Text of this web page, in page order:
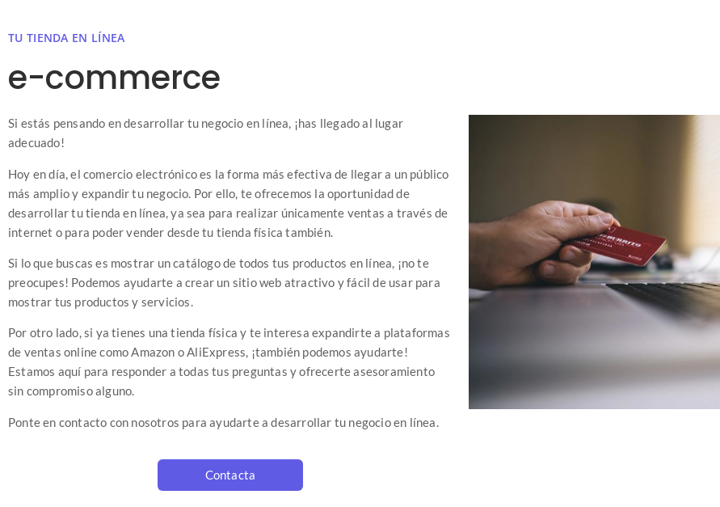
TU TIENDA EN LÍNEA
e-commerce
Si estás pensando en desarrollar tu negocio en línea, ¡has llegado al lugar
adecuado!
Hoy en día, el comercio electrónico es la forma más efectiva de llegar a un público
más amplio y expandir tu negocio. Por ello, te ofrecemos la oportunidad de
desarrollar tu tienda en línea, ya sea para realizar únicamente ventas a través de
internet o para poder vender desde tu tienda física también.
Si lo que buscas es mostrar un catálogo de todos tus productos en línea, ¡no te
preocupes! Podemos ayudarte a crear un sitio web atractivo y fácil de usar para
mostrar tus productos y servicios.
Por otro lado, si ya tienes una tienda física y te interesa expandirte a plataformas
de ventas online como Amazon o AliExpress, ¡también podemos ayudarte!
Estamos aquí para responder a todas tus preguntas y ofrecerte asesoramiento
sin compromiso alguno.
Ponte en contacto con nosotros para ayudarte a desarrollar tu negocio en línea.
Contacta